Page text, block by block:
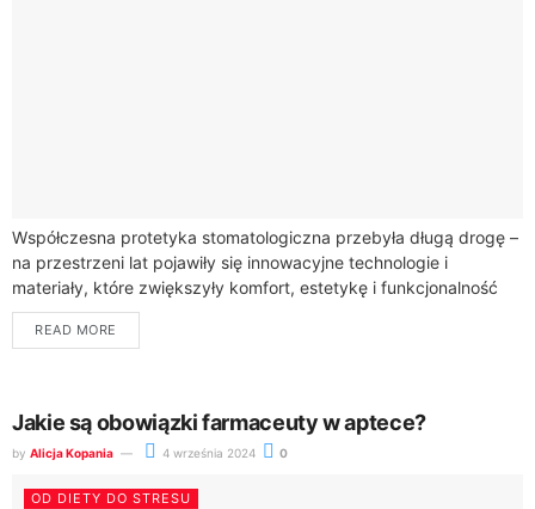
Współczesna protetyka stomatologiczna przebyła długą drogę –
na przestrzeni lat pojawiły się innowacyjne technologie i
materiały, które zwiększyły komfort, estetykę i funkcjonalność
protez zębowych. Pacjenci mogą obecnie korzystać z
rozwiązań,...
READ MORE
Jakie są obowiązki farmaceuty w aptece?
by Alicja Kopania 4 września 2024 0
OD DIETY DO STRESU